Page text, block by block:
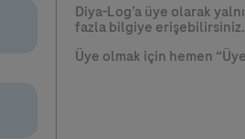
Diya-Log’a üye olarak
fazla bilgiye erişebilirsiniz.
Üye olmak için hemen